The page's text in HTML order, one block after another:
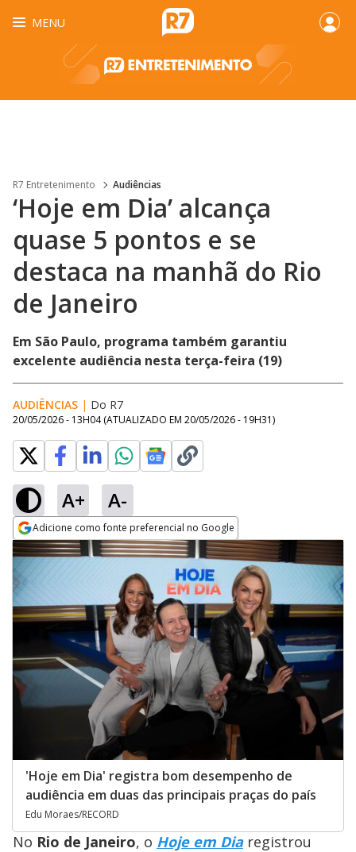
MENU
R7 Entretenimento Audiências
‘Hoje em Dia’ alcança
quase 5 pontos e se
destaca na manhã do Rio
de Janeiro
Em São Paulo, programa também garantiu
excelente audiência nesta terça-feira (19)
AUDIÊNCIAS | Do R7
20/05/2026 - 13H04 (ATUALIZADO EM 20/05/2026 - 19H31)
A+ A-
Adicione como fonte preferencial no Google
Opens in new window
'Hoje em Dia' registra bom desempenho de
audiência em duas das principais praças do país
Edu Moraes/RECORD
No Rio de Janeiro, o Hoje em Diaregistrou